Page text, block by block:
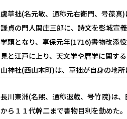
盧草拙(名元敏、通称元右衛門、号葆真
謙貞の門人関庄三郎に、詩文を彭城宣
学頭となり、享保元年(1716)書物改添
見と江戸に上り、天文学や暦学に関す
山神社(西山本町)は、草拙が自身の地
長川東洲(名煕、通称退蔵、号竹院)は
から１１代幹二まで書物目利を勤めた